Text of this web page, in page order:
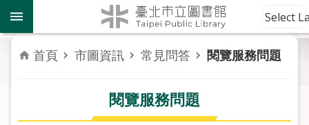
跳到主要內容區塊
到
館
資
訊
者
Select
首頁 市圖資訊 常見問答 閱覽服務問題
閱覽服務問題